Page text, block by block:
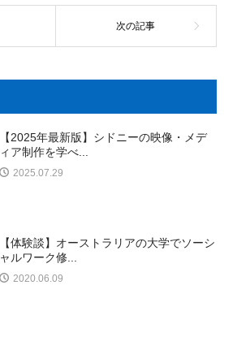
【2025年最新版】シドニーの映像・メデ
ィア制作を学べ...
2025.07.29
【体験談】オーストラリアの大学でソーシ
ャルワーク修...
2020.06.09